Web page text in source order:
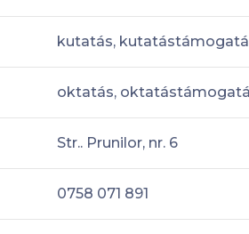
kutatás,
oktatás,
Str.. Prunilor, nr. 6
0758 071 891